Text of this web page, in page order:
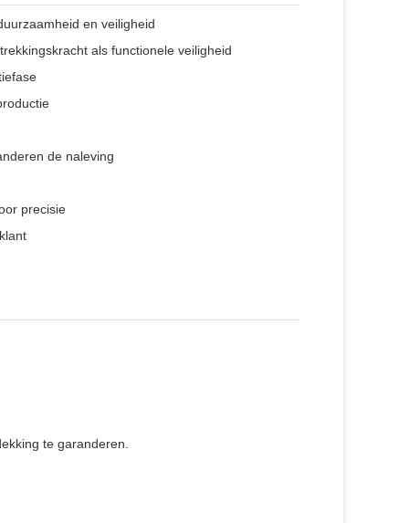
en veiligheid
als functionele veiligheid
de naleving
precisie
te garanderen.